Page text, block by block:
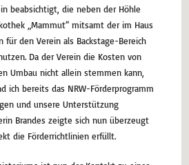
beabsichtigt, die neben der Höhle
„Mammut“ mitsamt der im Haus
für den Verein als Backstage-Bereich
Da der Verein die Kosten von
Umbau nicht allein stemmen kann,
ich bereits das NRW-Förderprogramm
und unsere Unterstützung
Brandes zeigte sich nun überzeugt
die Förderrichtlinien erfüllt.